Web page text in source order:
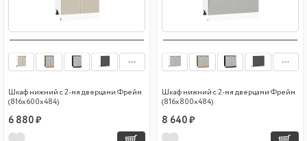
Шкаф нижний с 2-мя дверцами Фрейм
(816х600х484)
6 880 ₽
Шкаф нижний с 2-мя дверцами Фрейм
(816х800х484)
8 640 ₽